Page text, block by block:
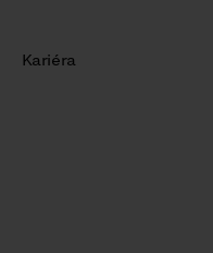
Kariéra